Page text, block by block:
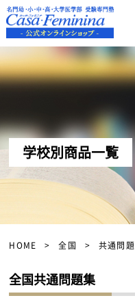
学校別商品一覧
HOME 全国 共通問
全国共通問題集